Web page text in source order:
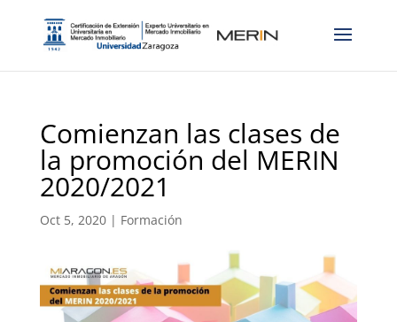
Comienzan las clases de
la promoción del MERIN
2020/2021
Oct 5, 2020| Formación